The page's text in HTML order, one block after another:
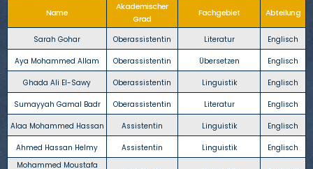
Name
Akademischer
Grad
Fachgebiet Abteilung
Sarah Gohar Oberassistentin Literatur Englisch
Aya Mohammed Allam Oberassistentin Übersetzen Englisch
Ghada Ali El-Sawy Oberassistentin Linguistik Englisch
Sumayyah Gamal Badr Oberassistentin Literatur Englisch
Alaa Mohammed Hassan Assistentin Linguistik Englisch
Ahmed Hassan Helmy Assistentin Linguistik
Englisch
Mohammed Moustafa